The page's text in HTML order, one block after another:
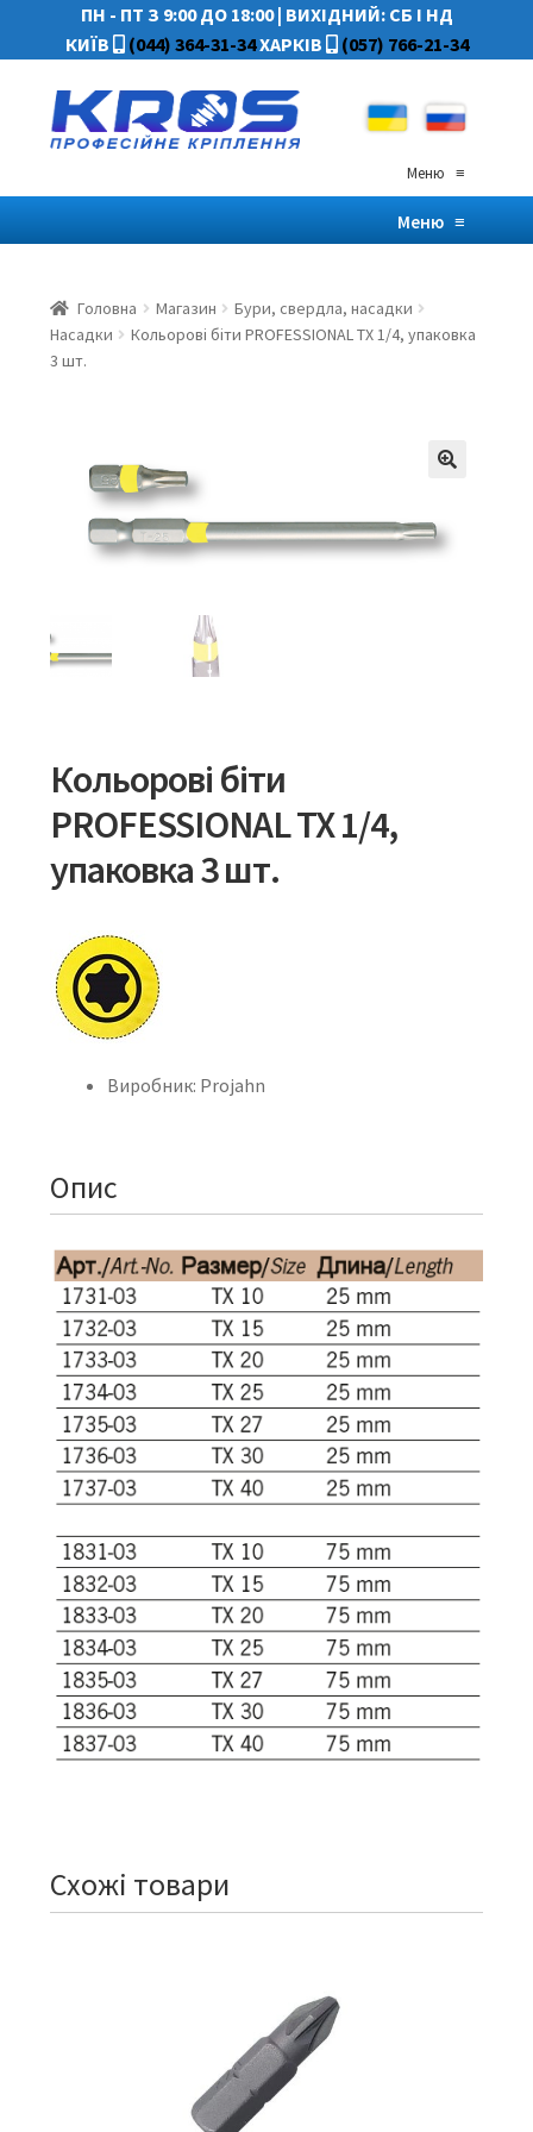
ПН - ПТ З 9:00 ДО 18:00| ВИХІДНИЙ: СБ І НД
КИЇВ
(044) 364-31-34ХАРКІВ (057) 766-21-34
Меню≡
Меню≡
Головна Магазин
Бури, свердла, насадки
Насадки
Кольорові біти PROFESSIONAL TX 1/4, упаковка
3 шт.
Кольорові біти
PROFESSIONAL TX 1/4,
упаковка 3 шт.
Виробник: Projahn
Опис
Схожі товари